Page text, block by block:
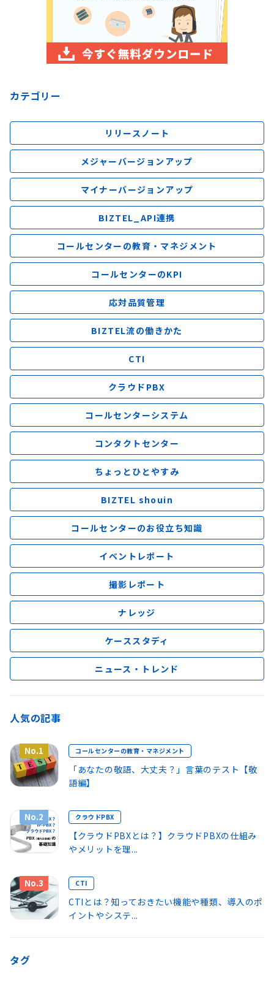
カテゴリー
リリースノート
メジャーバージョンアップ
マイナーバージョンアップ
BIZTEL_API連携
コールセンターの教育・マネジメント
コールセンターのKPI
応対品質管理
BIZTEL流の働きかた
CTI
クラウドPBX
コールセンターシステム
コンタクトセンター
ちょっとひとやすみ
BIZTEL shouin
コールセンターのお役立ち知識
イベントレポート
撮影レポート
ナレッジ
ケーススタディ
ニュース・トレンド
人気の記事
No.1 コールセンターの教育・マネジメント
「あなたの敬語、大丈夫？」言葉のテスト【敬
語編】
No.2 クラウドPBX
【クラウドPBXとは？】クラウドPBXの仕組み
やメリットを理...
No.3 CTI
CTIとは？知っておきたい機能や種類、導入のポ
イントやシステ...
タグ